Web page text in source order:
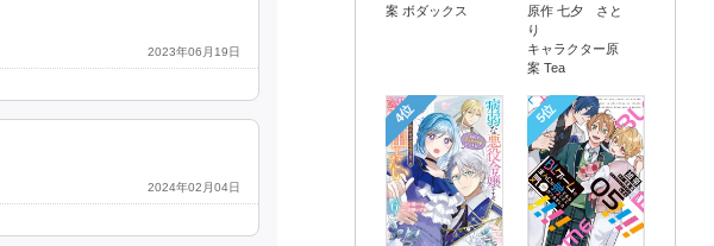
2023年06月19日
2024年02月04日
案 ボダックス
原作 七夕 さと
り
キャラクター原
案 Tea
4位 5位